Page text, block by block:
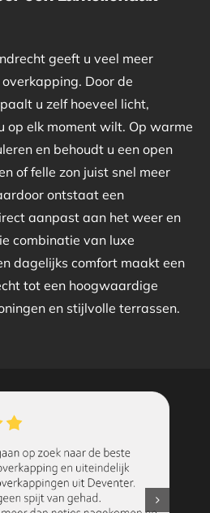
geeft u veel meer
Door de
u zelf hoeveel licht,
op elk moment wilt. Op warme
en behoudt u een open
of felle zon juist snel meer
ontstaat een
aanpast aan het weer en
combinatie van luxe
dagelijks comfort maakt een
tot een hoogwaardige
en stijlvolle terrassen.